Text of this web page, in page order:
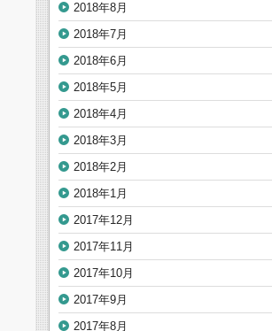
2018年8月
2018年7月
2018年6月
2018年5月
2018年4月
2018年3月
2018年2月
2018年1月
2017年12月
2017年11月
2017年10月
2017年9月
2017年8月